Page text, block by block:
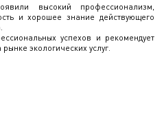
высокий профессионализм,
и хорошее знание действующего
успехов и рекомендует
экологических услуг.